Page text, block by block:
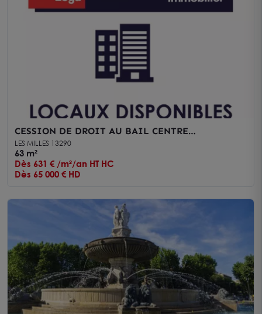
CESSION DE DROIT AU BAIL CENTRE
COMMERCIAL
LES MILLES 13290
63 m²
Dès 631 € /m²/an HT HC
Dès 65 000 € HD